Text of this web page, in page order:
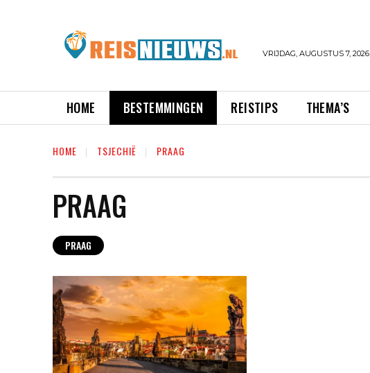
VRIJDAG, AUGUSTUS 7, 2026
HOME BESTEMMINGEN REISTIPS THEMA’S
HOME TSJECHIË PRAAG
PRAAG
PRAAG